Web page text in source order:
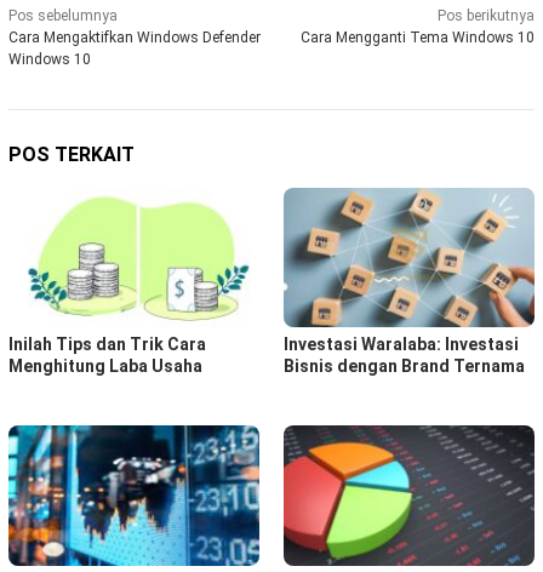
Navigasi
pos
Pos sebelumnya
Cara Mengaktifkan Windows Defender
Windows 10
Pos berikutnya
Cara Mengganti Tema Windows 10
POS TERKAIT
Inilah Tips dan Trik Cara
Menghitung Laba Usaha
Investasi Waralaba: Investasi
Bisnis dengan Brand Ternama